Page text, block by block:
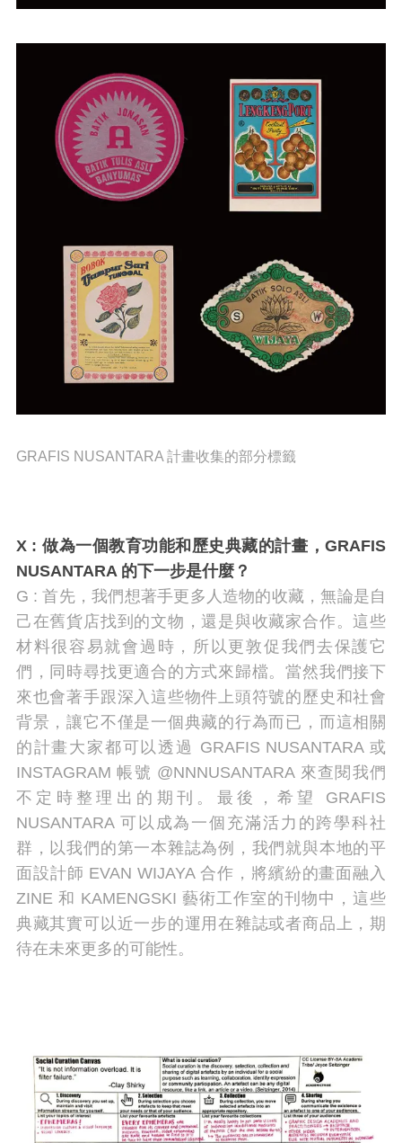
GRAFIS NUSANTARA 計畫收集的部分標籤
X : 做為一個教育功能和歷史典藏的計畫，GRAFIS
NUSANTARA 的下一步是什麼？
G : 首先，我們想著手更多人造物的收藏，無論是自
己在舊貨店找到的文物，還是與收藏家合作。這些
材料很容易就會過時，所以更敦促我們去保護它
們，同時尋找更適合的方式來歸檔。當然我們接下
來也會著手跟深入這些物件上頭符號的歷史和社會
背景，讓它不僅是一個典藏的行為而已，而這相關
的計畫大家都可以透過 GRAFIS NUSANTARA 或
INSTAGRAM 帳號 @NNNUSANTARA 來查閱我們
不定時整理出的期刊。最後，希望 GRAFIS
NUSANTARA 可以成為一個充滿活力的跨學科社
群，以我們的第一本雜誌為例，我們就與本地的平
面設計師 EVAN WIJAYA 合作，將繽紛的畫面融入
ZINE 和 KAMENGSKI 藝術工作室的刊物中，這些
典藏其實可以近一步的運用在雜誌或者商品上，期
待在未來更多的可能性。